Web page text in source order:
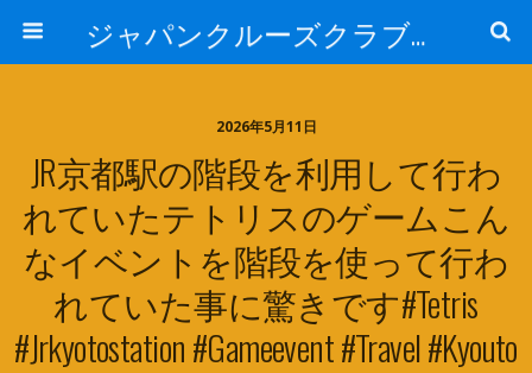
ジャパンクルーズクラブ トピック
2026年5月11日
JR京都駅の階段を利用して行わ
れていたテトリスのゲームこん
なイベントを階段を使って行わ
れていた事に驚きです️#tetris
#jrkyotostation #gameevent #travel #kyouto